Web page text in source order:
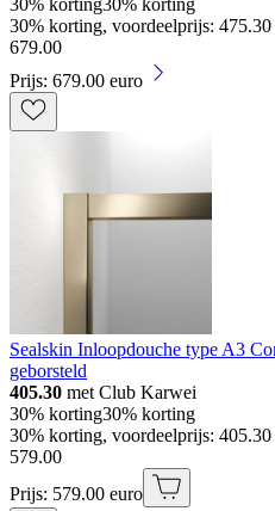
30% korting30% korting
30% korting, voordeelprijs:
679.00
Prijs: 679.00 euro
Sealskin Inloopdouche type A3
geborsteld
405.30 met Club Karwei
30% korting30% korting
30% korting, voordeelprijs:
579.00
Prijs: 579.00 euro